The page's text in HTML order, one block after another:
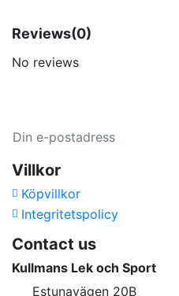
Reviews(0)
No reviews
Villkor
Köpvillkor
Integritetspolicy
Contact us
Kullmans Lek och Sport
Estunavägen 20B